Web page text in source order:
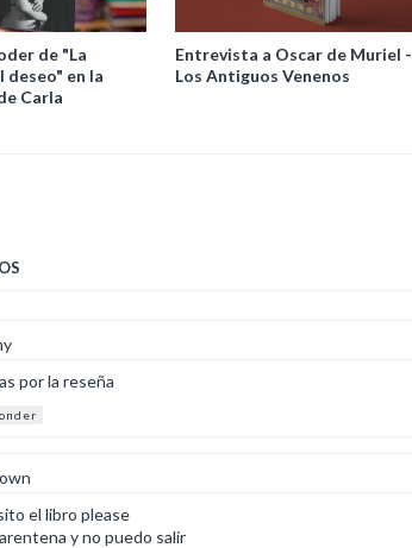
de "La
deseo" en la
Carla
Entrevista a Oscar de Muriel -
Los Antiguos Venenos
por la reseña
el libro please
y no puedo salir